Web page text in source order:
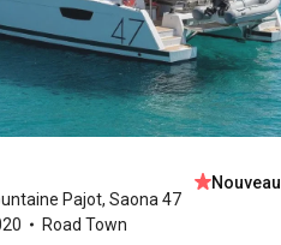
Pajot, Saona 47
Road Town
Nouveau